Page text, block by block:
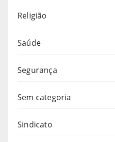
Religião
Saúde
Segurança
Sem categoria
Sindicato